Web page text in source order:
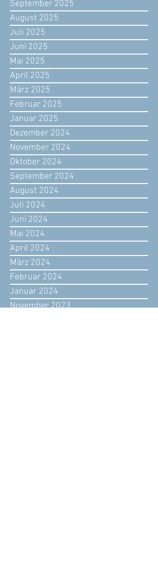
September 2025
August 2025
Juli 2025
Juni 2025
Mai 2025
April 2025
März 2025
Februar 2025
Januar 2025
Dezember 2024
November 2024
Oktober 2024
September 2024
August 2024
Juli 2024
Juni 2024
Mai 2024
April 2024
März 2024
Februar 2024
Januar 2024
November 2023